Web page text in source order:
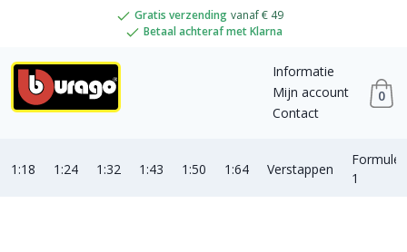
Gratis verzending vanaf € 49
Betaal achteraf met Klarna
Informatie
Mijn account
Contact
0
1:18 1:24 1:32 1:43 1:50 1:64 Verstappen
Formule
1